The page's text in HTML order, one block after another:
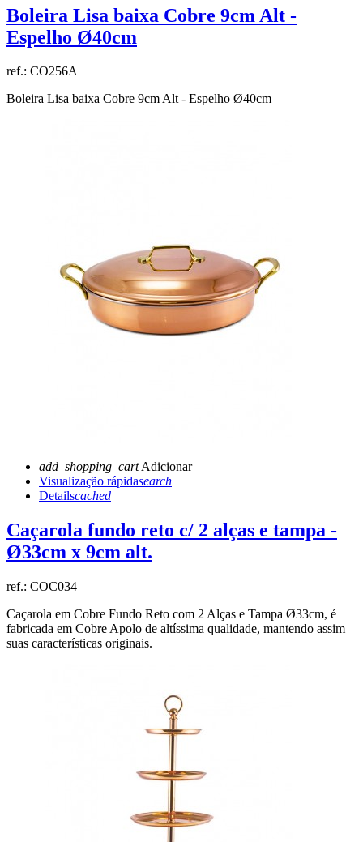
Boleira Lisa baixa Cobre 9cm Alt -
Espelho Ø40cm
ref.: CO256A
Boleira Lisa baixa Cobre 9cm Alt - Espelho Ø40cm
add_shopping_cartAdicionar
Visualização rápidasearch
Detailscached
Caçarola fundo reto c/ 2 alças e tampa -
Ø33cm x 9cm alt.
ref.: COC034
Caçarola em Cobre Fundo Reto com 2 Alças e Tampa Ø33cm, é
fabricada em Cobre Apolo de altíssima qualidade, mantendo assim
suas características originais.